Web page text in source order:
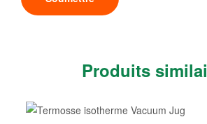
Produits